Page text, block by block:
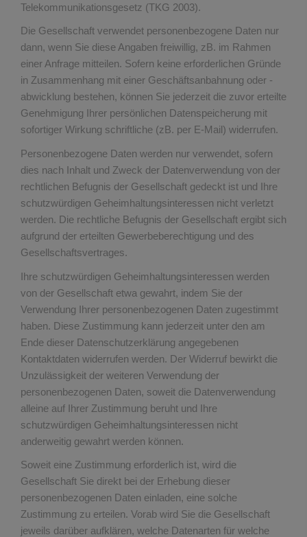
Telekommunikationsgesetz (TKG 2003).
Die Gesellschaft verwendet personenbezogene Daten nur
dann, wenn Sie diese Angaben freiwillig, zB. im Rahmen
einer Anfrage mitteilen. Sofern keine erforderlichen Gründe
in Zusammenhang mit einer Geschäftsanbahnung oder -
abwicklung bestehen, können Sie jederzeit die zuvor erteilte
Genehmigung Ihrer persönlichen Datenspeicherung mit
sofortiger Wirkung schriftliche (zB. per E-Mail) widerrufen.
Personenbezogene Daten werden nur verwendet, sofern
dies nach Inhalt und Zweck der Datenverwendung von der
rechtlichen Befugnis der Gesellschaft gedeckt ist und Ihre
schutzwürdigen Geheimhaltungsinteressen nicht verletzt
werden. Die rechtliche Befugnis der Gesellschaft ergibt sich
aufgrund der erteilten Gewerbeberechtigung und des
Gesellschaftsvertrages.
Ihre schutzwürdigen Geheimhaltungsinteressen werden
von der Gesellschaft etwa gewahrt, indem Sie der
Verwendung Ihrer personenbezogenen Daten zugestimmt
haben. Diese Zustimmung kann jederzeit unter den am
Ende dieser Datenschutzerklärung angegebenen
Kontaktdaten widerrufen werden. Der Widerruf bewirkt die
Unzulässigkeit der weiteren Verwendung der
personenbezogenen Daten, soweit die Datenverwendung
alleine auf Ihrer Zustimmung beruht und Ihre
schutzwürdigen Geheimhaltungsinteressen nicht
anderweitig gewahrt werden können.
Soweit eine Zustimmung erforderlich ist, wird die
Gesellschaft Sie direkt bei der Erhebung dieser
personenbezogenen Daten einladen, eine solche
Zustimmung zu erteilen. Vorab wird Sie die Gesellschaft
jeweils darüber aufklären, welche Datenarten für welche